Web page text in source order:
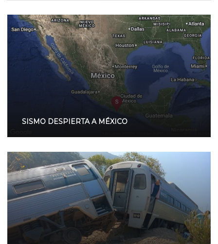
SISMO DESPIERTA A MÉXICO